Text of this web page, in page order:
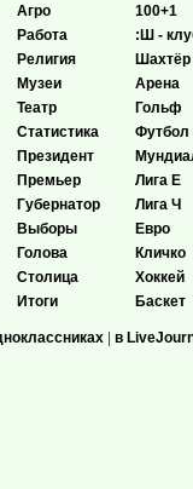
Агро
Работа
Религия
Музеи
Театр
Статистика
Президент
Премьер
Губернатор
Выборы
Голова
Столица
Итоги
100+1
:Ш -
Шахтёр
Арена
Гольф
Футбол
Лига Е
Лига Ч
Евро
Кличко
Хоккей
Баскет
| в